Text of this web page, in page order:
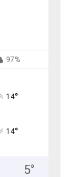
97%
14°
14°
5°